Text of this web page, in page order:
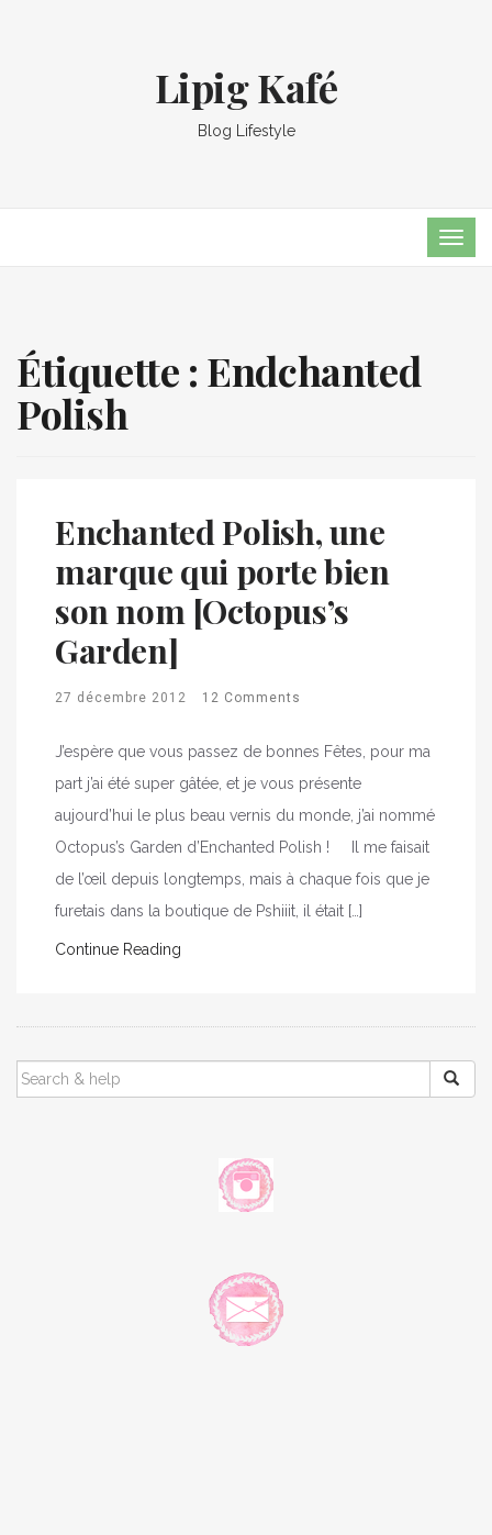
Lipig Kafé
Blog Lifestyle
Étiquette : Endchanted
Polish
Enchanted Polish, une
marque qui porte bien
son nom [Octopus’s
Garden]
27 décembre 2012 12 Comments
J’espère que vous passez de bonnes Fêtes, pour ma
part j’ai été super gâtée, et je vous présente
aujourd’hui le plus beau vernis du monde, j’ai nommé
Octopus’s Garden d’Enchanted Polish ! Il me faisait
de l’œil depuis longtemps, mais à chaque fois que je
furetais dans la boutique de Pshiiit, il était […]
Continue Reading
SEARCH
FOR: